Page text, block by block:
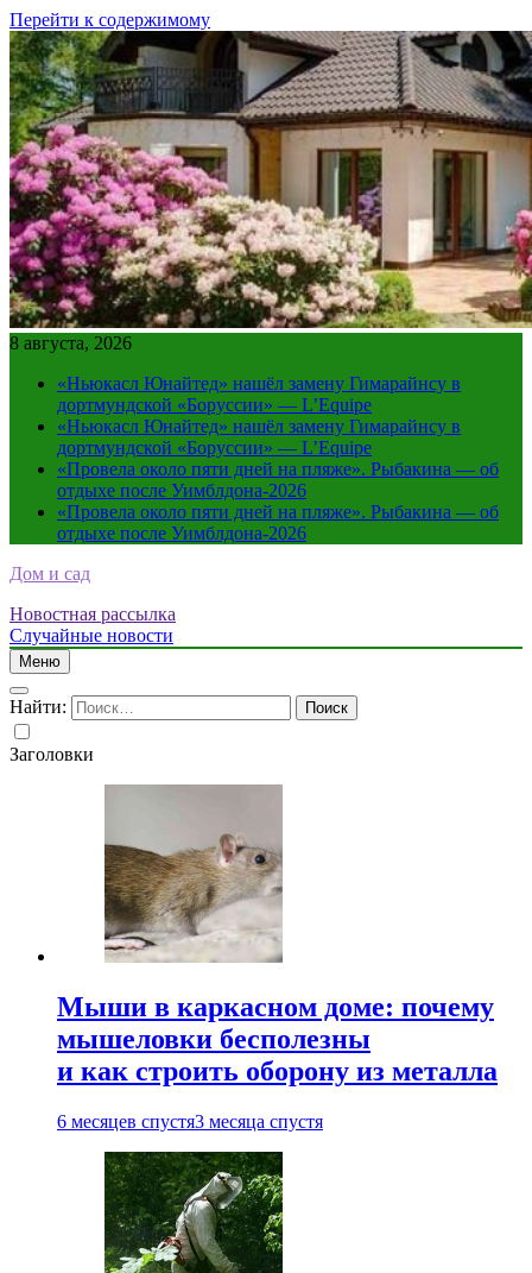
Перейти к содержимому
8 августа, 2026
«Ньюкасл Юнайтед» нашёл замену Гимарайнсу в
дортмундской «Боруссии» — L’Equipe
«Ньюкасл Юнайтед» нашёл замену Гимарайнсу в
дортмундской «Боруссии» — L’Equipe
«Провела около пяти дней на пляже». Рыбакина — об
отдыхе после Уимблдона-2026
«Провела около пяти дней на пляже». Рыбакина — об
отдыхе после Уимблдона-2026
Дом и сад
Новостная рассылка
Случайные новости
Меню
Найти:
Заголовки
Мыши в каркасном доме: почему
мышеловки бесполезны
и как строить оборону из металла
6 месяцев спустя3 месяца спустя